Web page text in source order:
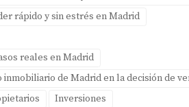
en Boadilla del Monte hacia
oportunidades tanto para
vendedores. Las tendencias
demanda por
rápido y sin estrés en Madrid
reales en Madrid
de Madrid en la decisión de
Inversiones